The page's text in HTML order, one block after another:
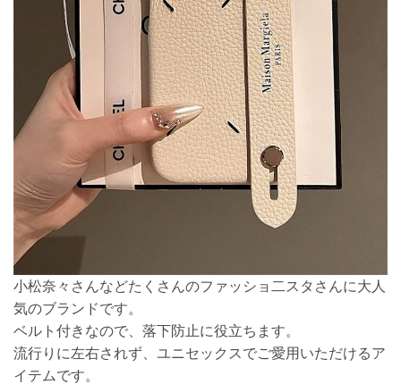
小松奈々さんなどたくさんのファッショ二スタさんに大人
気のブランドです。
ベルト付きなので、落下防止に役立ちます。
流行りに左右されず、ユニセックスでご愛用いただけるア
イテムです。